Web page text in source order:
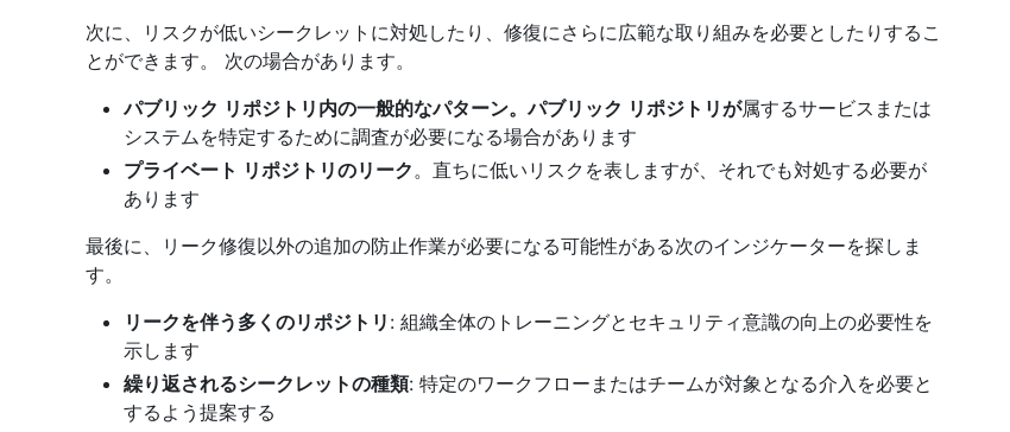
次に、リスクが低いシークレットに対処したり、修復にさらに広範な取り組みを必要としたりするこ
とができます。 次の場合があります。
パブリック リポジトリ内の一般的なパターン。パブリック リポジトリが属するサービスまたは
システムを特定するために調査が必要になる場合があります
プライベート リポジトリのリーク。直ちに低いリスクを表しますが、それでも対処する必要が
あります
最後に、リーク修復以外の追加の防止作業が必要になる可能性がある次のインジケーターを探しま
す。
リークを伴う多くのリポジトリ : 組織全体のトレーニングとセキュリティ意識の向上の必要性を
示します
繰り返されるシークレットの種類: 特定のワークフローまたはチームが対象となる介入を必要と
するよう提案する